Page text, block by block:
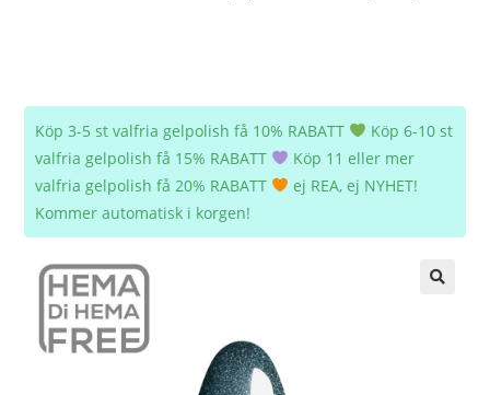
Köp 3-5 st valfria gelpolish få 10% RABATT
Köp 6-10 st
valfria gelpolish få 15% RABATT
Köp 11 eller mer
valfria gelpolish få 20% RABATT
ej REA, ej NYHET!
Kommer automatisk i korgen!